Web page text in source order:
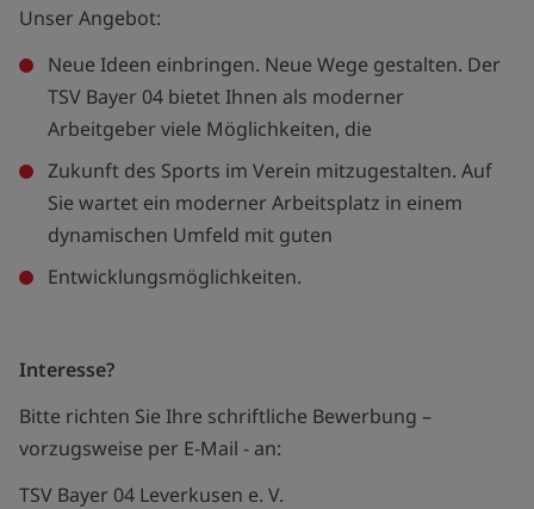
Unser Angebot:
Neue Ideen einbringen. Neue Wege gestalten. Der
TSV Bayer 04 bietet Ihnen als moderner
Arbeitgeber viele Möglichkeiten, die
Zukunft des Sports im Verein mitzugestalten. Auf
Sie wartet ein moderner Arbeitsplatz in einem
dynamischen Umfeld mit guten
Entwicklungsmöglichkeiten.
Interesse?
Bitte richten Sie Ihre schriftliche Bewerbung –
vorzugsweise per E-Mail - an:
TSV Bayer 04 Leverkusen e. V.